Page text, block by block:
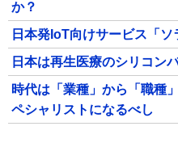
か？
日本発IoT向けサービス「ソ
日本は再生医療のシリコン
時代は「業種」から「職種
ペシャリストになるべし